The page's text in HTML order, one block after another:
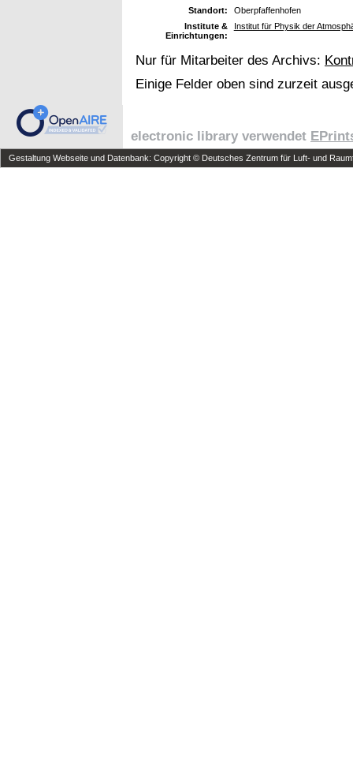
Standort:
Oberpfaffenhofen
Institute &
Einrichtungen:
Institut für Physik der
Nur für Mitarbeiter des Archivs:
Einige Felder oben sind zurzeit
electronic library verwendet
Gestaltung Webseite und Datenbank: Copyright © Deutsches Zentrum für Luft- und